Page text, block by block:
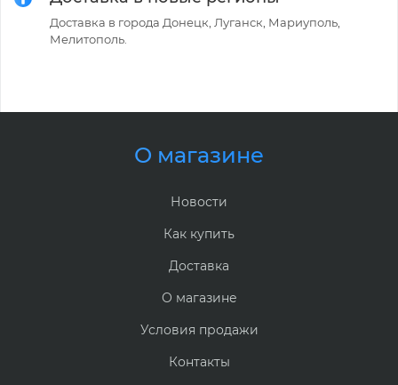
Доставка в города Донецк, Луганск, Мариуполь,
Мелитополь.
О магазине
Новости
Как купить
Доставка
О магазине
Условия продажи
Контакты